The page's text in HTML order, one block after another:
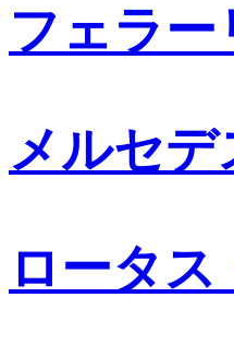
フェラー
メルセデ
ロータ